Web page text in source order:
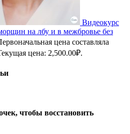
Видеокурс
на лбу и в межбровье без
цена составляла
цена: 2,500.00₽.
чтобы восстановить